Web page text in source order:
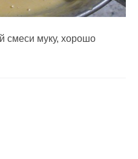
смеси муку, хорошо